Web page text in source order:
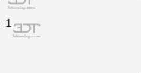
1